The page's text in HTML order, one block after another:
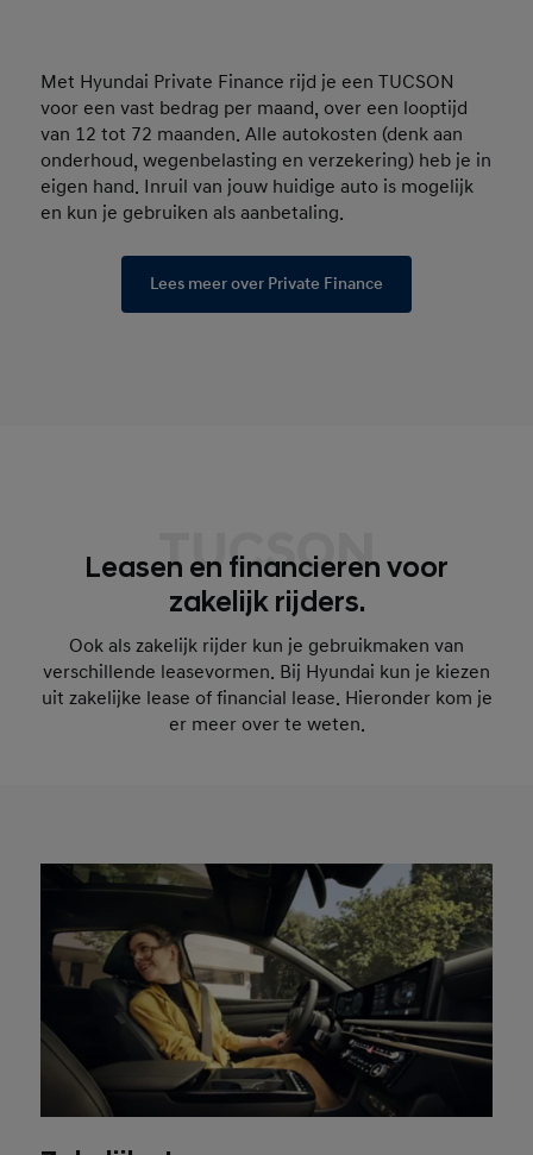
Met Hyundai Private Finance rijd je een TUCSON
voor een vast bedrag per maand, over een looptijd
van 12 tot 72 maanden. Alle autokosten (denk aan
onderhoud, wegenbelasting en verzekering) heb je in
eigen hand. Inruil van jouw huidige auto is mogelijk
en kun je gebruiken als aanbetaling.
Lees meer over Private Finance
TUCSON
Leasen en financieren voor
zakelijk rijders.
Ook als zakelijk rijder kun je gebruikmaken van
verschillende leasevormen. Bij Hyundai kun je kiezen
uit zakelijke lease of financial lease. Hieronder kom je
er meer over te weten.